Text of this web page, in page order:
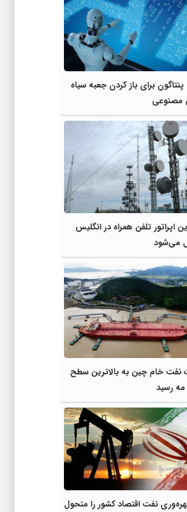
برای باز کردن جعبه سیاه
اپراتور تلفن همراه در انگلیس
می‌شود
نفت خام چین به بالاترین سطح
مه رسید
نفت اقتصاد کشور را متحول